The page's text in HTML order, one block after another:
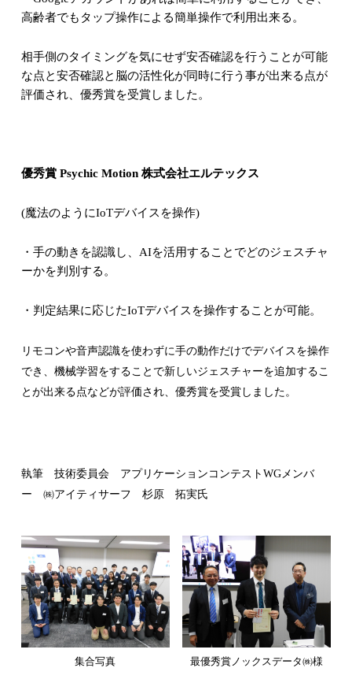
高齢者でもタップ操作による簡単操作で利用出来る。
相手側のタイミングを気にせず安否確認を行うことが可能
な点と安否確認と脳の活性化が同時に行う事が出来る点が
評価され、優秀賞を受賞しました。
優秀賞 Psychic Motion 株式会社エルテックス
(魔法のようにIoTデバイスを操作)
・手の動きを認識し、 AIを活用することでどのジェスチャ
ーかを判別する。
・判定結果に応じたIoTデバイスを操作することが可能。
リモコンや音声認識を使わずに手の動作だけでデバイスを操作
でき、機械学習をすることで新しいジェスチャーを追加するこ
とが出来る点などが評価され、優秀賞を受賞しました。
執筆 技術委員会 アプリケーションコンテストWGメンバ
ー ㈱アイティサーフ 杉原 拓実氏
集合写真 最優秀賞ノックスデータ㈱様